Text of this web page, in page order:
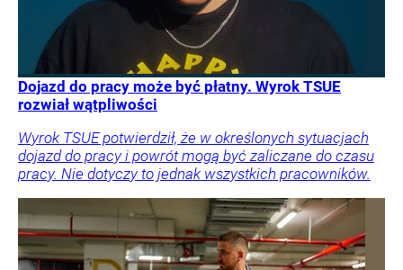
Dojazd do pracy może być płatny. Wyrok TSUE
rozwiał wątpliwości
Wyrok TSUE potwierdził, że w określonych sytuacjach
dojazd do pracy i powrót mogą być zaliczane do czasu
pracy. Nie dotyczy to jednak wszystkich pracowników.